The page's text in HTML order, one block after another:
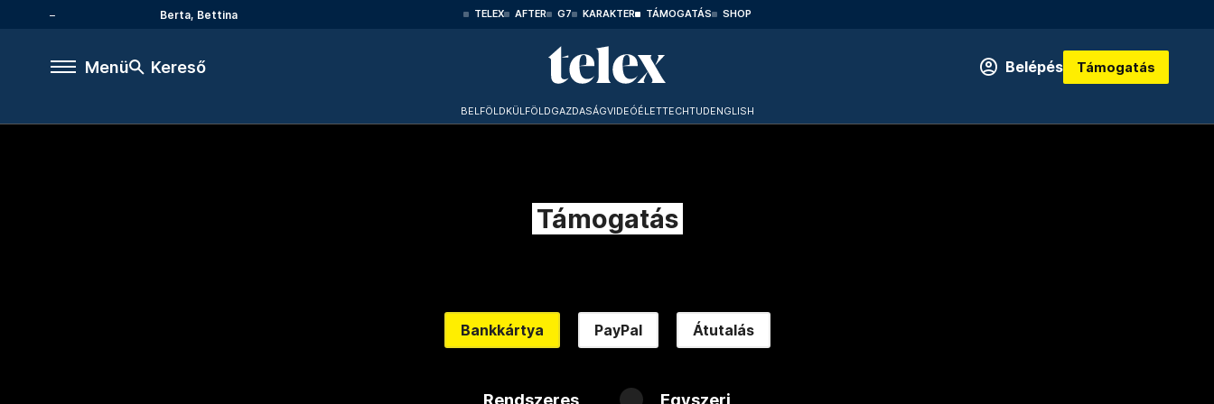
Berta, Bettina TELEX AFTER G7 KARAKTER TÁMOGATÁS SHOP
Menü Kereső Belépés Támogatás
BELFÖLDKÜLFÖLDGAZDASÁGVIDEÓÉLETTECHTUDENGLISH
Támogatás
Bankkártya PayPal Átutalás
Rendszeres Egyszeri